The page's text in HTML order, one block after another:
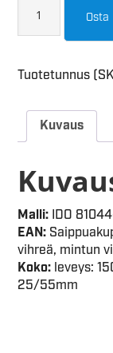
Osta
Tuotetunnus
Kuvaus
Malli: IDO
EAN:
vihreä, mintun
Koko: leveys:
25/55mm